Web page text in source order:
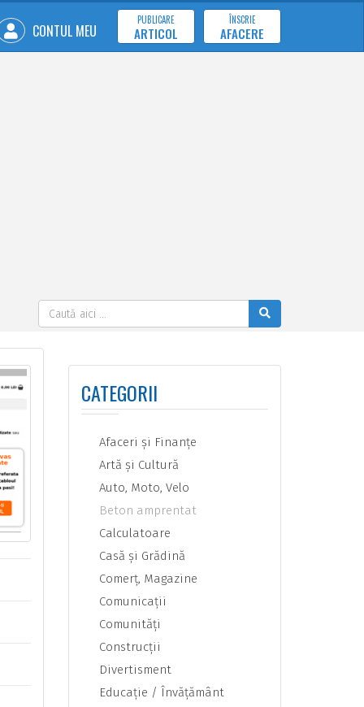
CONTUL MEU
PUBLICARE
ARTICOL
ÎNSCRIE
AFACERE
CATEGORII
Afaceri şi Finanţe
Artă şi Cultură
Auto, Moto, Velo
Beton amprentat
Calculatoare
Casă şi Grădină
Comerţ, Magazine
Comunicaţii
Comunităţi
Construcţii
Divertisment
Educaţie / Învăţământ